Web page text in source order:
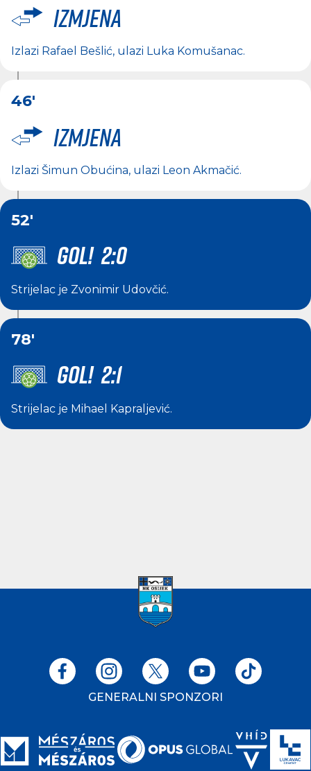
Izmjena
Izlazi Rafael Bešlić, ulazi Luka Komušanac.
46'
Izmjena
Izlazi Šimun Obućina, ulazi Leon Akmačić.
52'
GOL! 2:0
Strijelac je Zvonimir Udovčić.
78'
GOL! 2:1
Strijelac je Mihael Kapraljević.
GENERALNI SPONZORI